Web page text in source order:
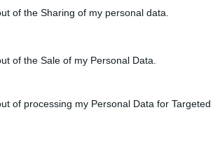
of the Sharing of my personal data.
of the Sale of my Personal Data.
of processing my Personal Data for Targeted